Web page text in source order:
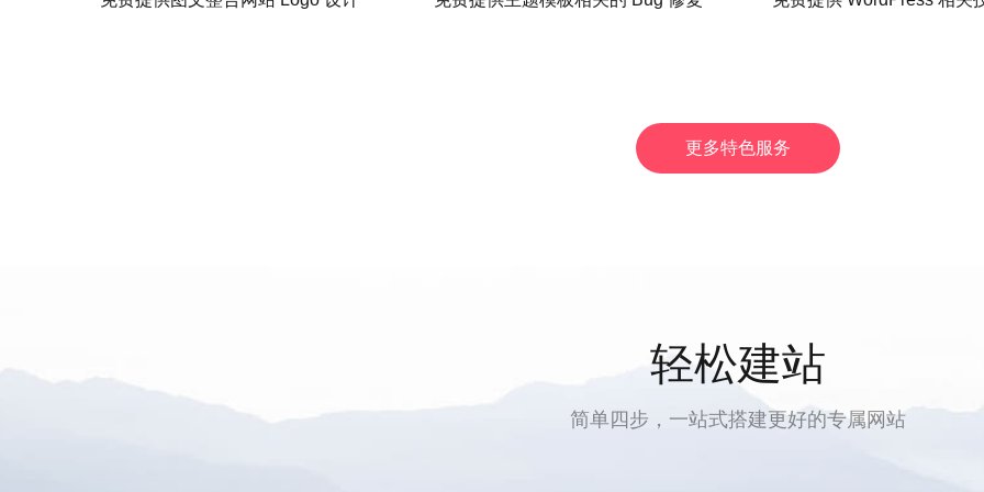
更多特色服务
轻松建站
简单四步，一站式搭建更好的专属网站